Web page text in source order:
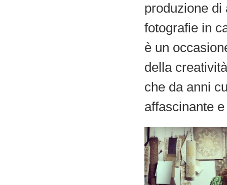
produzione
fotografie in
è un
della
che da anni
affascinante